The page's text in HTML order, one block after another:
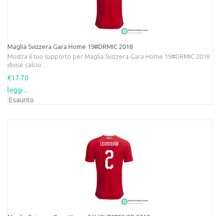
Maglia Svizzera Gara Home 19#DRMIC 2018
Mostra il tuo supporto per Maglia Svizzera Gara Home 19#DRMIC 2018
divise calcio...
€17.70
leggi ...
Esaurito